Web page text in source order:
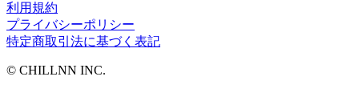
利用規約
プライバシーポリシー
特定商取引法に基づく表記
©︎ CHILLNN INC.